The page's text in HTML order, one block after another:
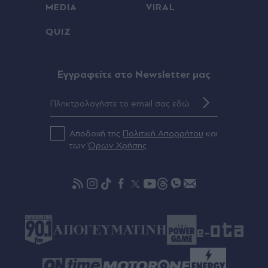
Σοφία Βεργκάρα: "Απογείωσε" τη Μύκονο - Η
Τράπεζες: Στα 15 δισ. ευρώ ο στόχος για νέα
κερδοφορίας των πιστωτικών ιδρυμάτων το α΄
εξάμηνο του 2026
Τροχαίο στην Αθηνών-Σουνίου: Στο 401 οι δύο
αυτοκίνητο τουριστών, αρνητικό το αλκοτέστ
στον Γερμανό οδηγό (Βίντεο)
MEDIA VIRAL
QUIZ
Eγγραφείτε στο Newsletter μας
Αποδοχή της Πολιτική Απορρήτου και
τωνΌρων Χρήσης